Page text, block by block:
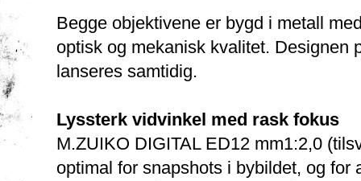
Begge objektivene er bygd i metall
optisk og mekanisk kvalitet. Designen
lanseres samtidig.
Lyssterk vidvinkel med rask fokus
M.ZUIKO DIGITAL ED12 mm1:2,0
optimal for snapshots i bybildet, og